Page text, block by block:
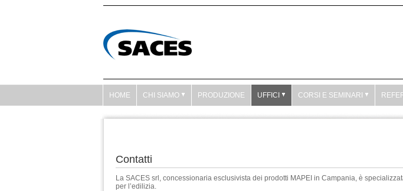
HOME CHI SIAMO PRODUZIONE UFFICI CORSI E SEMINARI
Contatti
La SACES srl, concessionaria esclusivista dei prodotti MAPEI in Campania, è
per l’edilizia.